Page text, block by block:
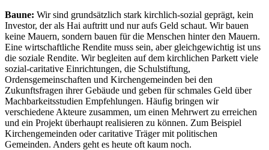
Baune: Wir sind grundsätzlich stark kirchlich-sozial geprägt, kein
Investor, der als Hai auftritt und nur aufs Geld schaut. Wir bauen
keine Mauern, sondern bauen für die Menschen hinter den Mauern.
Eine wirtschaftliche Rendite muss sein, aber gleichgewichtig ist uns
die soziale Rendite. Wir begleiten auf dem kirchlichen Parkett viele
sozial-caritative Einrichtungen, die Schulstiftung,
Ordensgemeinschaften und Kirchengemeinden bei den
Zukunftsfragen ihrer Gebäude und geben für schmales Geld über
Machbarkeitsstudien Empfehlungen. Häufig bringen wir
verschiedene Akteure zusammen, um einen Mehrwert zu erreichen
und ein Projekt überhaupt realisieren zu können. Zum Beispiel
Kirchengemeinden oder caritative Träger mit politischen
Gemeinden. Anders geht es heute oft kaum noch.